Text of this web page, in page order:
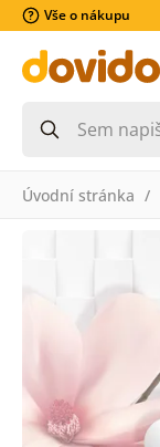
Vše o nákupu
Úvodní stránka